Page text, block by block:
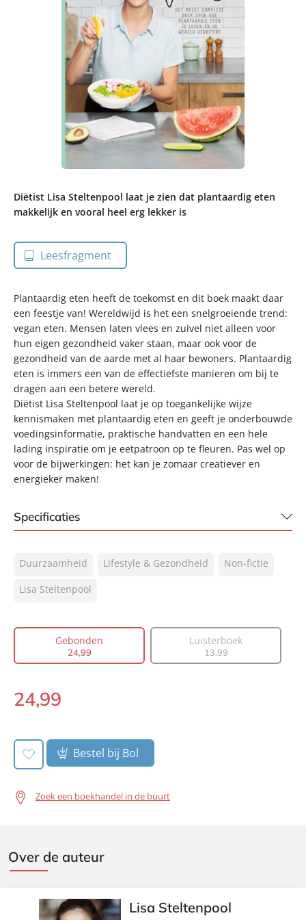
Diëtist Lisa Steltenpool laat je zien dat plantaardig eten
makkelijk en vooral heel erg lekker is
Leesfragment
Plantaardig eten heeft de toekomst en dit boek maakt daar
een feestje van! Wereldwijd is het een snelgroeiende trend:
vegan eten. Mensen laten vlees en zuivel niet alleen voor
hun eigen gezondheid vaker staan, maar ook voor de
gezondheid van de aarde met al haar bewoners. Plantaardig
eten is immers een van de effectiefste manieren om bij te
dragen aan een betere wereld.
Diëtist Lisa Steltenpool laat je op toegankelijke wijze
kennismaken met plantaardig eten en geeft je onderbouwde
voedingsinformatie, praktische handvatten en een hele
lading inspiratie om je eetpatroon op te fleuren. Pas wel op
voor de bijwerkingen: het kan je zomaar creatiever en
energieker maken!
Specificaties
NUR:
440
Type:
Prijs:
24,99
Aantal pagina's:
Duurzaamheid Lifestyle & Gezondheid
Non-fictie
Lisa Steltenpool
Gebonden
24,99
Luisterboek
13,99
Gebonden:
24,99
Bestel bij Bol
Zoek een boekhandel in de buurt
Over de auteur
Lisa Steltenpool